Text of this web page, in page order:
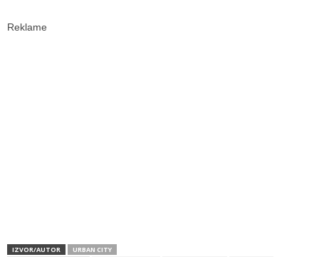
Reklame
IZVOR/AUTOR
URBAN CITY